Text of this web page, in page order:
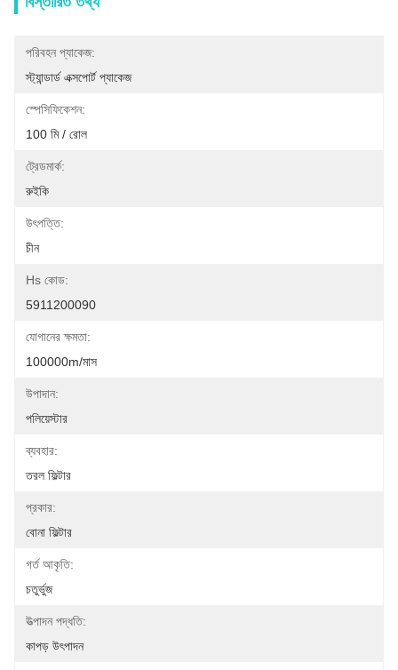
পরিবহন প্যাকেজ:
স্ট্যান্ডার্ড এক্সপোর্ট প্যাকেজ
স্পেসিফিকেশন:
100 মি / রোল
ট্রেডমার্ক:
রুইকি
উৎপত্তি:
চীন
Hs কোড:
5911200090
যোগানের ক্ষমতা:
100000m/মাস
উপাদান:
পলিয়েস্টার
ব্যবহার:
তরল ফিল্টার
প্রকার:
বোনা ফিল্টার
গর্ত আকৃতি:
চতুর্ভুজ
উত্পাদন পদ্ধতি:
কাপড় উৎপাদন